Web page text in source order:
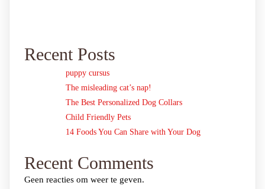
Recent Posts
puppy cursus
The misleading cat’s nap!
The Best Personalized Dog Collars
Child Friendly Pets
14 Foods You Can Share with Your Dog
Recent Comments
Geen reacties om weer te geven.